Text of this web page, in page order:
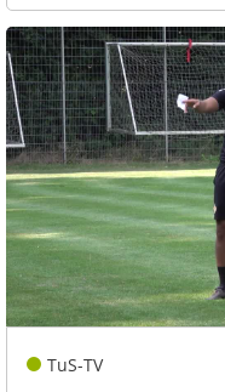
TuS-TV